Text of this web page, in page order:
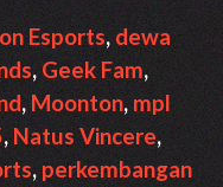
Esports, dewa
, Geek Fam,
, Moonton, mpl
, Natus Vincere,
, perkembangan